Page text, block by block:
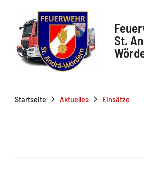
St.
Startseite Aktuelles Einsätze